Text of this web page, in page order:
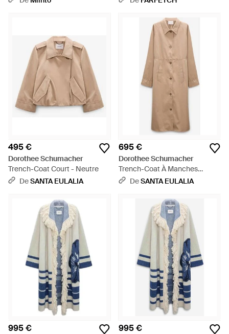
495 €
Dorothee Schumacher
Trench-Coat Court - Neutre
DeSANTA EULALIA
695 €
Dorothee Schumacher
Trench-Coat À Manches
Raglan - Neutre
DeSANTA EULALIA
995 € 995 €